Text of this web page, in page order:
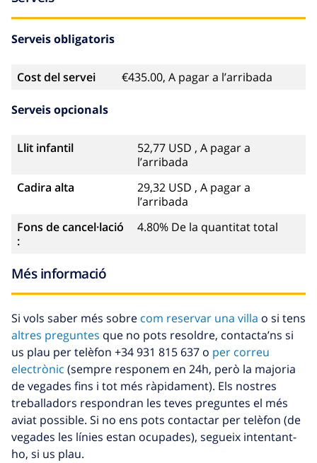
Serveis obligatoris
Cost del servei €435.00, A pagar a l’arribada
Serveis opcionals
Llit infantil
52,77 USD , A pagar a
l’arribada
Cadira alta
29,32 USD , A pagar a
l’arribada
Fons de cancel·lació
:
4.80% De la quantitat total
Més informació
Si vols saber més sobre com reservar una villa o si tens
altres preguntes que no pots resoldre, contacta’ns si
us plau per telèfon +34 931 815 637 o per correu
electrònic (sempre responem en 24h, però la majoria
de vegades fins i tot més ràpidament). Els nostres
treballadors respondran les teves preguntes el més
aviat possible. Si no ens pots contactar per telèfon (de
vegades les línies estan ocupades), segueix intentant-
ho, si us plau.